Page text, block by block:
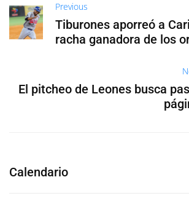
Previous
Tiburones aporreó a
racha ganadora de los
El pitcheo de Leones busca
Calendario